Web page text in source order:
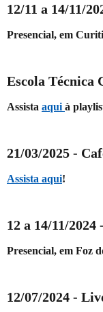
12/11 a 14/11/
Presencial, em
Escola Técnica
Assista aqui à
21/03/2025 -
Assista aqui!
12 a 14/11/
Presencial, em Foz
12/07/2024 -